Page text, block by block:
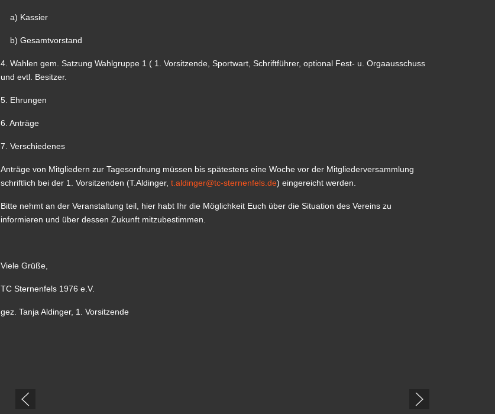
a) Kassier
b) Gesamtvorstand
4. Wahlen gem. Satzung Wahlgruppe 1 ( 1. Vorsitzende, Sportwart, Schriftführer, optional Fest- u. Orgaausschuss
und evtl. Besitzer.
5. Ehrungen
6. Anträge
7. Verschiedenes
Anträge von Mitgliedern zur Tagesordnung müssen bis spätestens eine Woche vor der Mitgliederversammlung
schriftlich bei der 1. Vorsitzenden (T.Aldinger, t.aldinger@tc-sternenfels.de) eingereicht werden.
Bitte nehmt an der Veranstaltung teil, hier habt Ihr die Möglichkeit Euch über die Situation des Vereins zu
informieren und über dessen Zukunft mitzubestimmen.
Viele Grüße,
TC Sternenfels 1976 e.V.
gez. Tanja Aldinger, 1. Vorsitzende